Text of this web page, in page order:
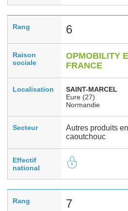
Rang 6
Raison
sociale
OPMOBILITY
FRANCE
Localisation
SAINT-MARCEL
Eure (27)
Normandie
Secteur
Autres produits
caoutchouc
Effectif
national
Rang 7